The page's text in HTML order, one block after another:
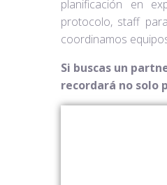
planificación en
protocolo, staff
coordinamos
Si buscas un
recordará no solo